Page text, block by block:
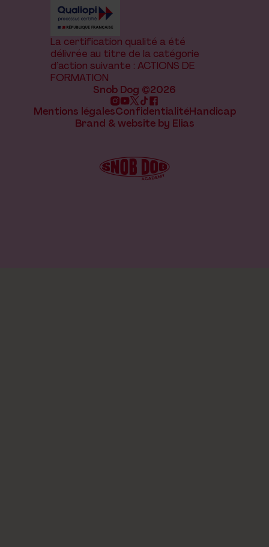
La certification qualité a été
délivrée au titre de la catégorie
d’action suivante : ACTIONS DE
FORMATION
Snob Dog ©2026
Mentions légalesConfidentialitéHandicap
Brand & website by Elias